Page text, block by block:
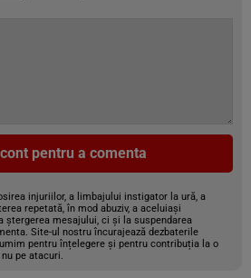
pentru a comenta
injuriilor, a limbajului instigator la ură, a
repetată, în mod abuziv, a aceluiași
ștergerea mesajului, ci și la suspendarea
Site-ul nostru încurajează dezbaterile
pentru înțelegere și pentru contribuția la o
pe atacuri.